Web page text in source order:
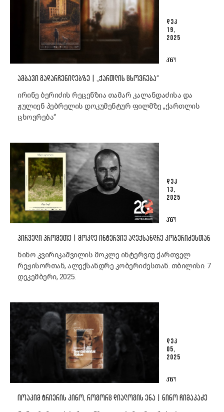
ᲓᲔᲙ
19,
2025
ᲙᲘᲜᲝ
ᲐᲛᲑᲐᲕᲘ ᲒᲐᲓᲐᲠᲩᲔᲜᲘᲚᲔᲑᲖᲔ | „ᲥᲐᲠᲗᲚᲘᲡ ᲪᲮᲝᲕᲠᲔᲑᲐ“
ირინე ბერიძის რეცენზია თამარ კალანდაძისა და
ჟულიენ პებრელის დოკუმენტურ ფილმზე „ქართლის
ცხოვრება“
ᲓᲔᲙ
13,
2025
ᲙᲘᲜᲝ
ᲞᲘᲠᲕᲔᲚᲘ ᲞᲠᲝᲛᲔᲗᲔ | ᲛᲝᲙᲚᲔ ᲘᲜᲢᲔᲠᲕᲘᲣ ᲐᲚᲔᲥᲡᲐᲜᲓᲠᲔ ᲙᲝᲑᲔᲠᲘᲫᲔᲡᲗᲐᲜ
ნინო კვირიკაშვილის მოკლე ინტერვიუ ქართველ
რეჟისორთან, ალექსანდრე კობერიძესთან. თბილისი. 7
დეკემბერი, 2025.
ᲓᲔᲙ
05,
2025
ᲙᲘᲜᲝ
ᲘᲝᲐᲙᲘᲛ ᲢᲠᲘᲔᲠᲘᲡ ᲙᲘᲜᲝ, ᲠᲝᲒᲝᲠᲪ ᲓᲘᲐᲚᲝᲒᲘᲡ ᲔᲜᲐ | ᲜᲘᲜᲝ ᲩᲘᲛᲐᲙᲐᲫᲔ